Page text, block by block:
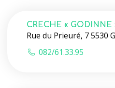
CRECHE « GODINNE
Rue du Prieuré, 7 5530
082/61.33.95